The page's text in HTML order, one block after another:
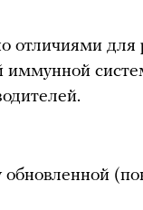
отличиями для
иммунной